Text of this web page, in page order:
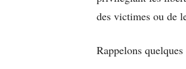
des victimes ou de
Rappelons quelques